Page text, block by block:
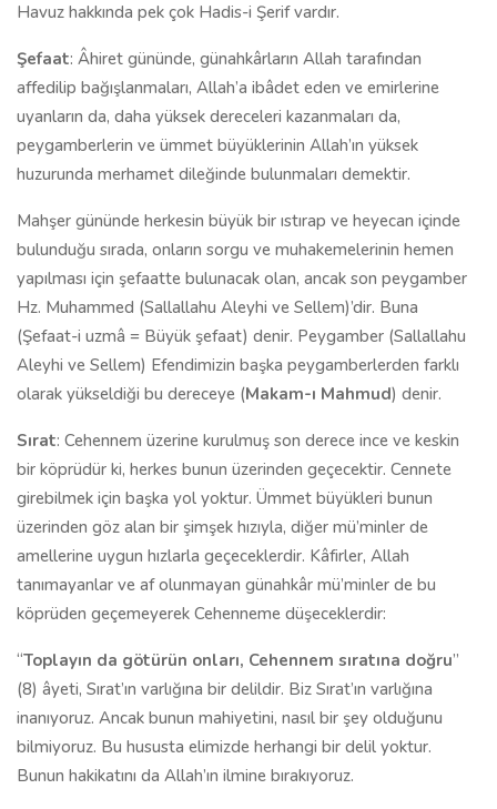
Havuz hakkında pek çok Hadis-i Şerif vardır.
Şefaat: Âhiret gününde, günahkârların Allah tarafından
affedilip bağışlanmaları, Allah’a ibâdet eden ve emirlerine
uyanların da, daha yüksek dereceleri kazanmaları da,
peygamberlerin ve ümmet büyüklerinin Allah’ın yüksek
huzurunda merhamet dileğinde bulunmaları demektir.
Mahşer gününde herkesin büyük bir ıstırap ve heyecan içinde
bulunduğu sırada, onların sorgu ve muhakemelerinin hemen
yapılması için şefaatte bulunacak olan, ancak son peygamber
Hz. Muhammed (Sallallahu Aleyhi ve Sellem)’dir. Buna
(Şefaat-i uzmâ = Büyük şefaat) denir. Peygamber (Sallallahu
Aleyhi ve Sellem) Efendimizin başka peygamberlerden farklı
olarak yükseldiği bu dereceye (Makam-ı Mahmud) denir.
Sırat: Cehennem üzerine kurulmuş son derece ince ve keskin
bir köprüdür ki, herkes bunun üzerinden geçecektir. Cennete
girebilmek için başka yol yoktur. Ümmet büyükleri bunun
üzerinden göz alan bir şimşek hızıyla, diğer mü’minler de
amellerine uygun hızlarla geçeceklerdir. Kâfirler, Allah
tanımayanlar ve af olunmayan günahkâr mü’minler de bu
köprüden geçemeyerek Cehenneme düşeceklerdir:
“Toplayın da götürün onları, Cehennem sıratına doğru”
(8) âyeti, Sırat’ın varlığına bir delildir. Biz Sırat’ın varlığına
inanıyoruz. Ancak bunun mahiyetini, nasıl bir şey olduğunu
bilmiyoruz. Bu hususta elimizde herhangi bir delil yoktur.
Bunun hakikatını da Allah’ın ilmine bırakıyoruz.